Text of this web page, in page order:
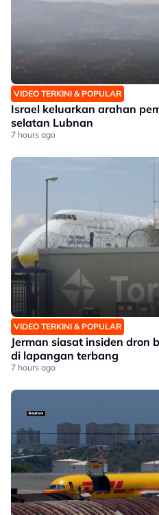
VIDEO TERKINI & POPULAR
Israel keluarkan arahan
selatan Lubnan
7 hours ago
VIDEO TERKINI & POPULAR
Jerman siasat insiden dron
di lapangan terbang
7 hours ago